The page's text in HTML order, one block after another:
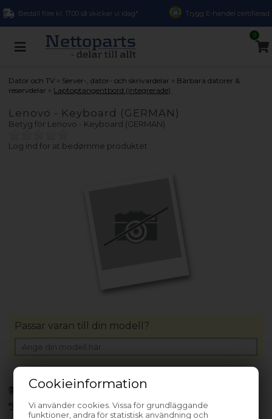
Cookieinformation
Vi använder cookies. Vissa för grundläggande
funktioner, andra för statistisk användning och
Beställ före kl. 17.00 så skickar vi idag* Trygg E-handel certifierad
0
Dator och TV » Server-, dator- och skrivardelar » Bärbara datorer &
reservdelar » Laptoptangentbord (integrerade)
Lenovo - Keyboard (GERMAN)
Betyg för Lenovo - Keyboard (GERMAN)
Log ind for at bedømme produktet
Bara 1 kvar!
(Lev. 1-3 arbetsdagar)
30 dagars returrätt
Passar varan till din modell?